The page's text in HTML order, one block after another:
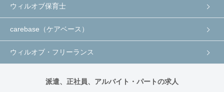
ウィルオブ保育士
carebase（ケアベース）
ウィルオブ・フリーランス
派遣、正社員、アルバイト・パートの求人